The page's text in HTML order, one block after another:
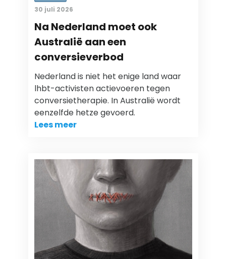
30 juli 2026
Na Nederland moet ook
Australië aan een
conversieverbod
Nederland is niet het enige land waar
lhbt-activisten actievoeren tegen
conversietherapie. In Australië wordt
eenzelfde hetze gevoerd.
Lees meer